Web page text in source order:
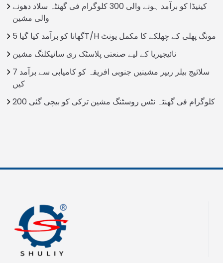
کینیڈا کو برآمد ہونے والی 300 کلوگرام فی گھنٹہ سلاد دھونے
والی مشین
گھانا کو برآمد کیا گیا 5T/H مونگ پھلی کے چھلکے کا مکمل یونٹ
نائیجیریا کے لیے صنعتی پلاسٹک ری سائیکلنگ مشین
7 سلائیج بیلر ریپر مشینیں جنوبی افریقہ کو کامیابی سے برآمد
کیں
200 کلوگرام فی گھنٹہ نٹس روسٹنگ مشین ترکی کو بیچی گئی